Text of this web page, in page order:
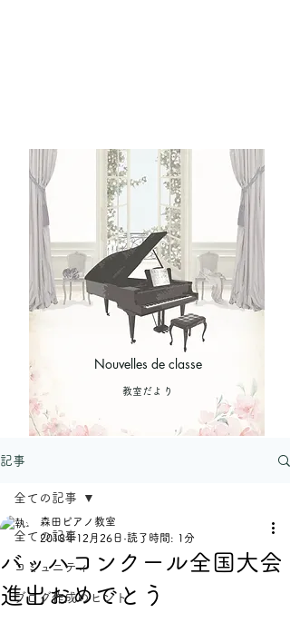
Nouvelles de classe
​教室だより
記事
全ての記事
コミュニティ
ブログ作成のヒント
全ての記事
バッハコンクール全国大会
進出おめでとう
森田ピアノ教室
2018年12月26日 読了時間: 1分